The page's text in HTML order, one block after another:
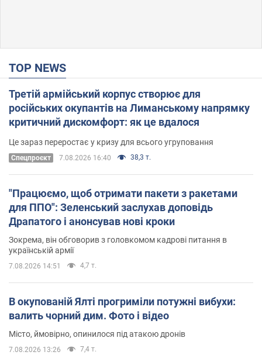
TOP NEWS
Третій армійський корпус створює для
російських окупантів на Лиманському напрямку
критичний дискомфорт: як це вдалося
Це зараз переростає у кризу для всього угруповання
Cпецпроєкт 7.08.2026 16:40 38,3 т.
"Працюємо, щоб отримати пакети з ракетами
для ППО": Зеленський заслухав доповідь
Драпатого і анонсував нові кроки
Зокрема, він обговорив з головкомом кадрові питання в
українській армії
7.08.2026 14:51 4,7 т.
В окупованій Ялті прогриміли потужні вибухи:
валить чорний дим. Фото і відео
Місто, ймовірно, опинилося під атакою дронів
7.08.2026 13:26 7,4 т.